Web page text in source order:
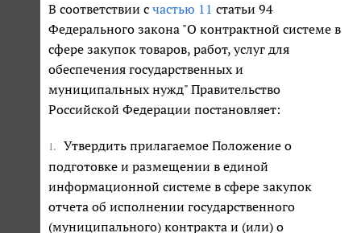
В соответствии с частью 11 статьи 94
Федерального закона "О контрактной системе в
сфере закупок товаров, работ, услуг для
обеспечения государственных и
муниципальных нужд" Правительство
Российской Федерации постановляет:
1.
Утвердить прилагаемое Положение о
подготовке и размещении в единой
информационной системе в сфере закупок
отчета об исполнении государственного
(муниципального) контракта и (или) о